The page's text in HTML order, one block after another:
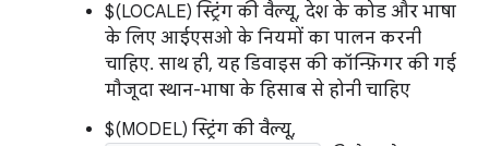
$(LOCALE) स्ट्रिंग की वैल्यू, देश के कोड और भाषा
के लिए आईएसओ के नियमों का पालन करनी
चाहिए. साथ ही, यह डिवाइस की कॉन्फ़िगर की गई
मौजूदा स्थान-भाषा के हिसाब से होनी चाहिए
$(MODEL) स्ट्रिंग की वैल्यू,